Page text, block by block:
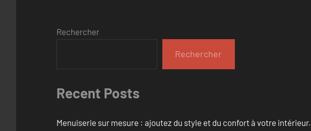
Rechercher
Rechercher
Recent Posts
Menuiserie sur mesure : ajoutez du style et du confort à votre intérieur.